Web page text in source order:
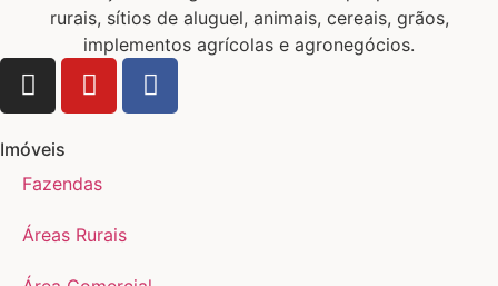
rurais, sítios de aluguel, animais, cereais, grãos,
implementos agrícolas e agronegócios.
Imóveis
Fazendas
Áreas Rurais